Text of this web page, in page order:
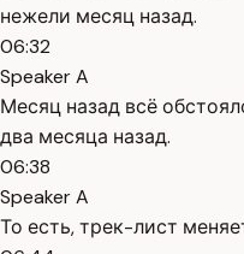
нежели месяц назад.
06:32
Speaker A
Месяц назад всё
два месяца назад.
06:38
Speaker A
То есть, трек-лист